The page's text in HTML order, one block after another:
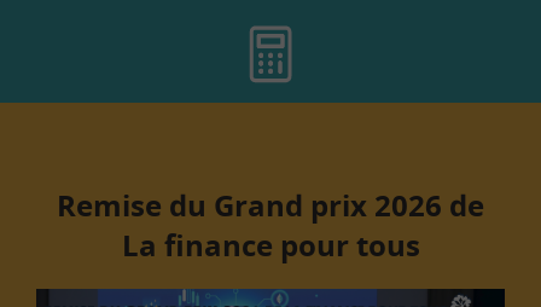
Remise du Grand prix 2026 de
La finance pour tous